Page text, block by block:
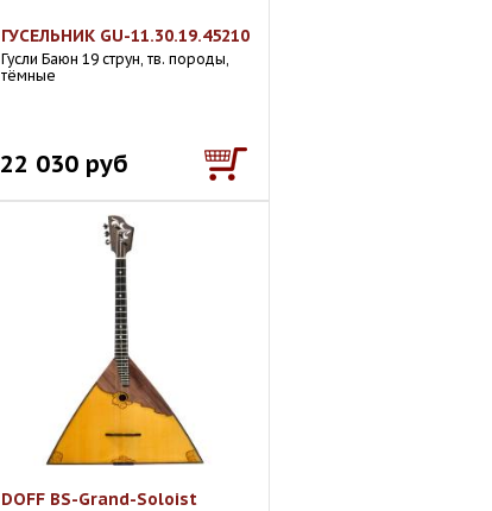
ГУСЕЛЬНИК GU-11.30.19.45210
Гусли Баюн 19 струн, тв. породы,
тёмные
22 030 руб
DOFF BS-Grand-Soloist